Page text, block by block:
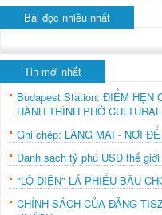
Bài đọc nhiều nhất
Tin mới nhất
Budapest Station: ĐIỂM HẸN
HÀNH TRÌNH PHỞ
Ghi chép: LÀNG MAI - NƠI
Danh sách tỷ phú USD thế
"LỘ DIỆN" LÁ PHIẾU BẦU
CHÍNH SÁCH CỦA ĐẢNG